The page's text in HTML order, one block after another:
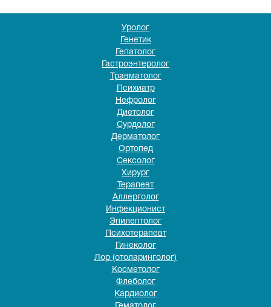
Уролог
Генетик
Гепатолог
Гастроэнтеролог
Травматолог
Психиатр
Нефролог
Диетолог
Сурдолог
Дерматолог
Ортопед
Сексолог
Хирург
Терапевт
Аллерголог
Инфекционист
Эпилептолог
Психотерапевт
Гинеколог
Лор (отоларинголог)
Косметолог
Флеболог
Кардиолог